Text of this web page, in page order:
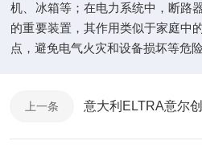
机、冰箱等；在电力系统中，断路
的重要装置，其作用类似于家庭中
点，避免电气火灾和设备损坏等危
上一条 意大利ELTRA意尔